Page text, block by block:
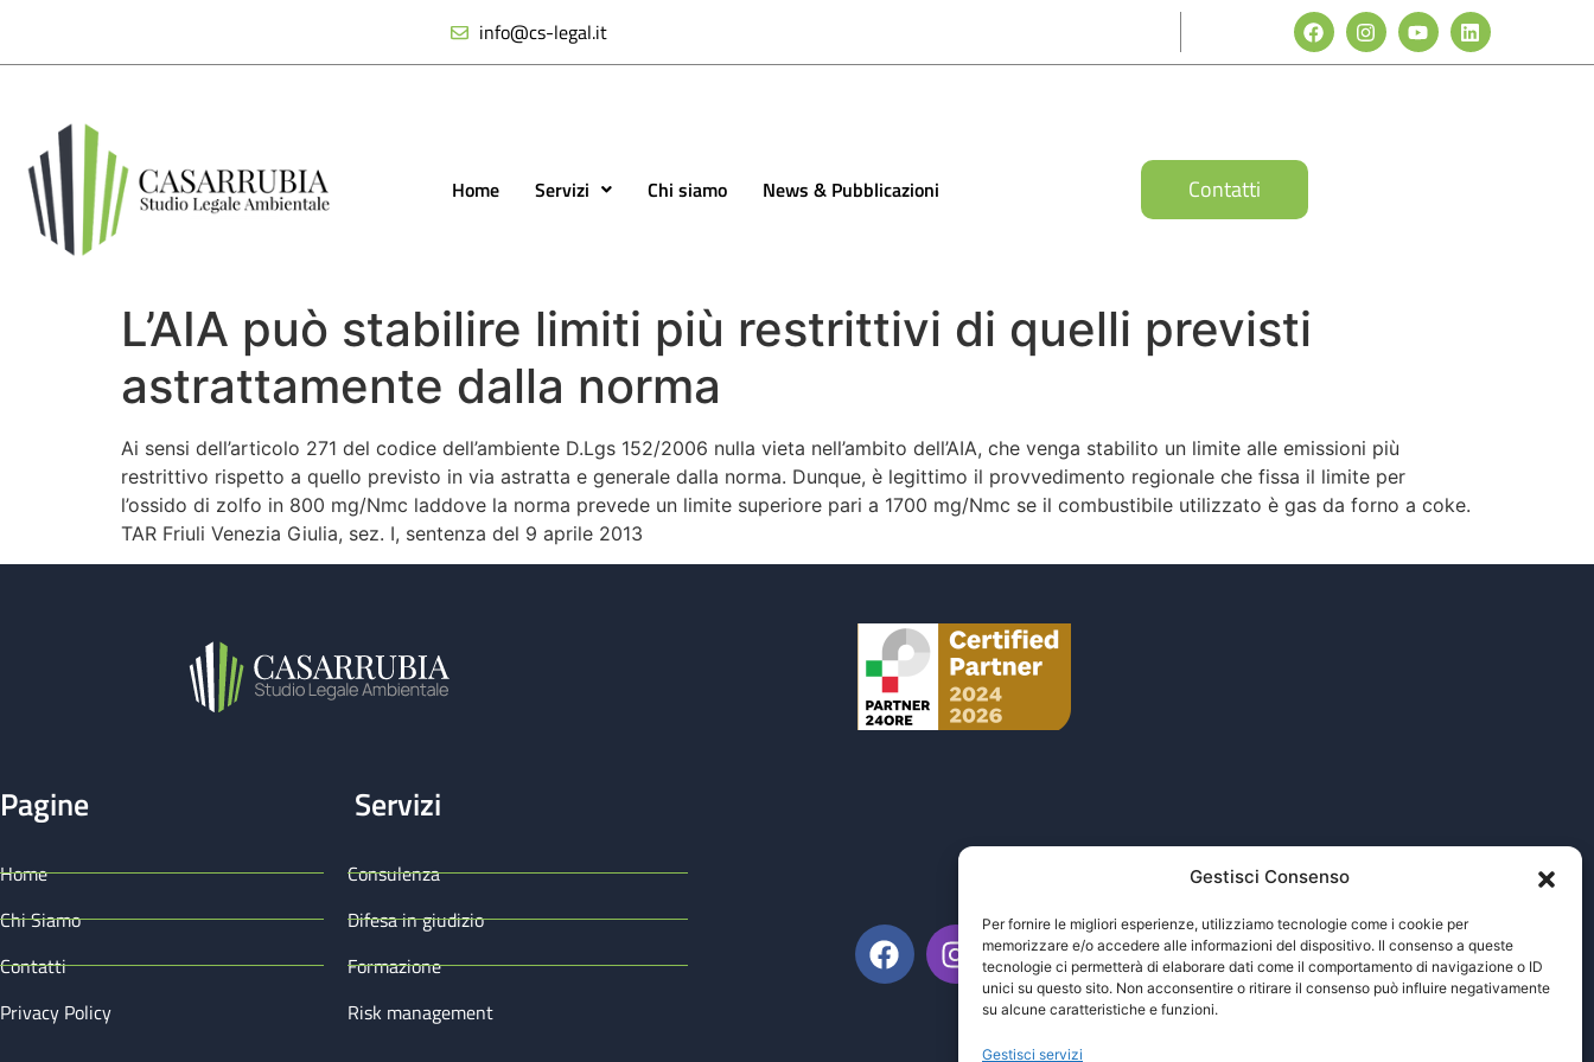
Gestisci Consenso
Per fornire le migliori esperienze, utilizziamo tecnologie come i cookie per
memorizzare e/o accedere alle informazioni del dispositivo. Il consenso a queste
tecnologie ci permetterà di elaborare dati come il comportamento di navigazione o ID
unici su questo sito. Non acconsentire o ritirare il consenso può influire negativamente
su alcune caratteristiche e funzioni.
Gestisci servizi
info@cs-legal.it
Home Servizi Chi siamo News & Pubblicazioni Contatti
L’AIA può stabilire limiti più restrittivi di quelli previsti
astrattamente dalla norma
Ai sensi dell’articolo 271 del codice dell’ambiente D.Lgs 152/2006 nulla vieta nell’ambito dell’AIA, che venga stabilito un limite alle emissioni più
restrittivo rispetto a quello previsto in via astratta e generale dalla norma. Dunque, è legittimo il provvedimento regionale che fissa il limite per
l’ossido di zolfo in 800 mg/Nmc laddove la norma prevede un limite superiore pari a 1700 mg/Nmc se il combustibile utilizzato è gas da forno a coke.
TAR Friuli Venezia Giulia, sez. I, sentenza del 9 aprile 2013
Pagine Servizi
Home
Chi Siamo
Contatti
Privacy Policy
Consulenza
Difesa in giudizio
Formazione
Risk management